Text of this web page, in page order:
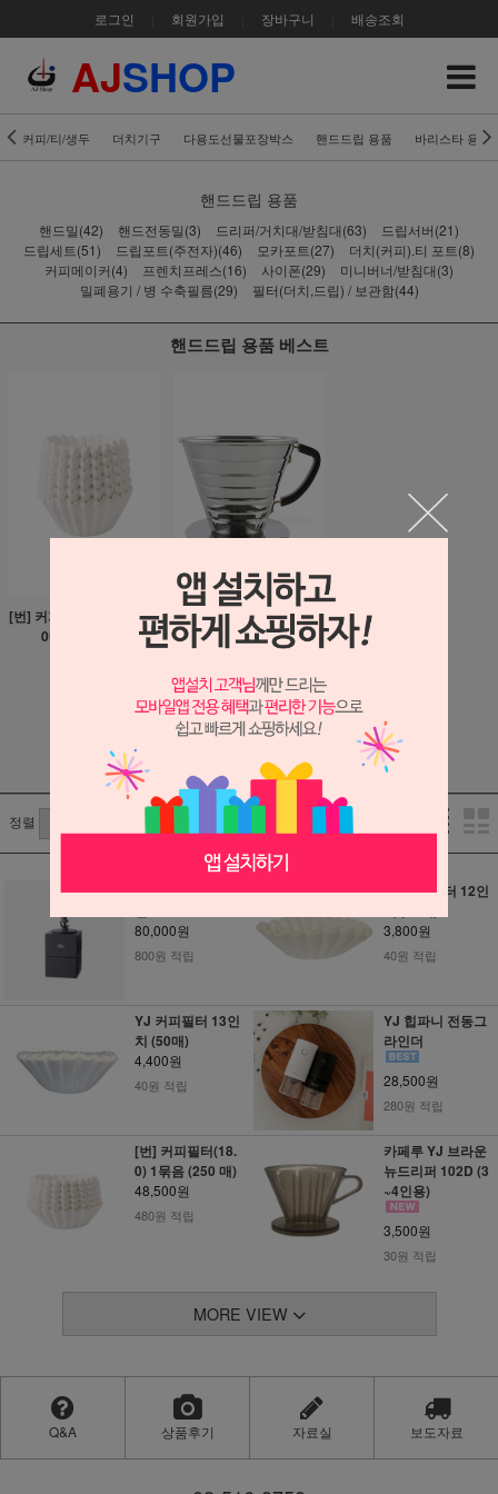
로그인 회원가입 장바구니 배송조회
AJSHOP
커피/티/생두 더치기구 다용도선물포장박스 핸드드립 용품 바리스타 용품
핸드드립 용품
핸드밀(42) 핸드전동밀(3) 드리퍼/거치대/받침대(63)
드립서버(21)
드립세트(51)
드립포트(주전자)(46) 모카포트(27)
더치(커피).티 포트(8)
커피메이커(4)
프렌치프레스(16) 사이폰(29)
미니버너/받침대(3)
밀폐용기 / 병 수축필름(29)
필터(더치,드립) / 보관함(44)
핸드드립 용품 베스트
[번] 커피필터 8.5인치 (50
0매or 1000매)
칼리타 웨이브 스테인레
스 드리퍼 155 or 185
40,000원
400원 적립
정렬
칼리타 큐빅 핸드
80,000원
800원 적립
YJ 커피필터 12인
3,800원
40원 적립
YJ 커피필터 13인
치 (50매)
4,400원
40원 적립
YJ 힙파니 전동그
라인더
28,500원
280원 적립
[번] 커피필터(18.
0) 1묶음 (250 매)
48,500원
480원 적립
카페루 YJ 브라운
뉴드리퍼 102D (3
~4인용)
3,500원
30원 적립
MORE VIEW
Q&A 상품후기 자료실 보도자료